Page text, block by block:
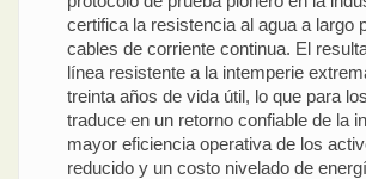
certifica la resistencia al agua a largo
cables de corriente continua. El
línea resistente a la intemperie
treinta años de vida útil, lo que para
traduce en un retorno confiable de la
mayor eficiencia operativa de los
reducido y un costo nivelado de